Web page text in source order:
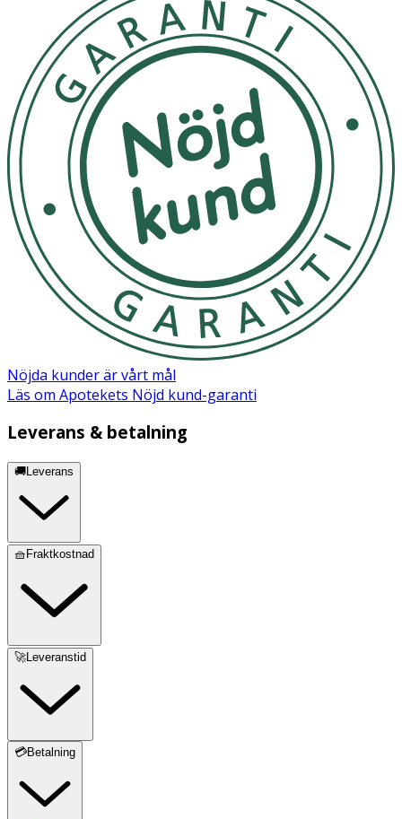
Nöjda kunder är vårt mål
Läs om Apotekets Nöjd kund-garanti
Leverans & betalning
🚚Leverans
🧺Fraktkostnad
🚀Leveranstid
💳Betalning